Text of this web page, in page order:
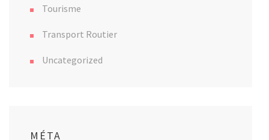
Tourisme
Transport Routier
Uncategorized
MÉTA